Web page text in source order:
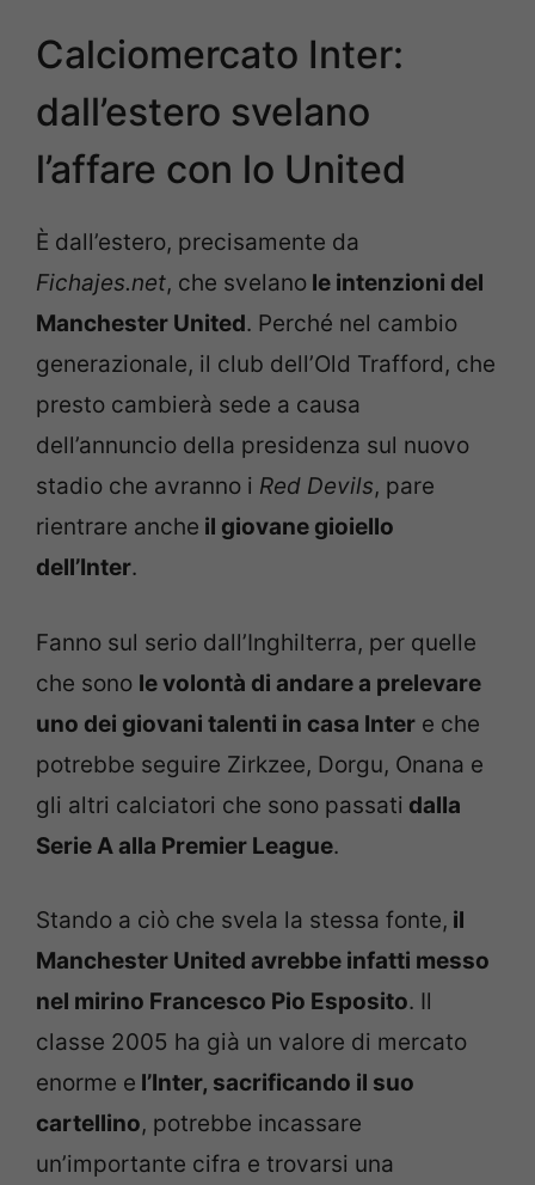
Calciomercato Inter:
dall’estero svelano
l’affare con lo United
È dall’estero, precisamente da
Fichajes.net, che svelano le intenzioni del
Manchester United. Perché nel cambio
generazionale, il club dell’Old Trafford, che
presto cambierà sede a causa
dell’annuncio della presidenza sul nuovo
stadio che avranno i Red Devils, pare
rientrare anche il giovane gioiello
dell’Inter.
Fanno sul serio dall’Inghilterra, per quelle
che sono le volontà di andare a prelevare
uno dei giovani talenti in casa Inter e che
potrebbe seguire Zirkzee, Dorgu, Onana e
gli altri calciatori che sono passati dalla
Serie A alla Premier League.
Stando a ciò che svela la stessa fonte, il
Manchester United avrebbe infatti messo
nel mirino Francesco Pio Esposito. Il
classe 2005 ha già un valore di mercato
enorme e l’Inter, sacrificando il suo
cartellino, potrebbe incassare
un’importante cifra e trovarsi una